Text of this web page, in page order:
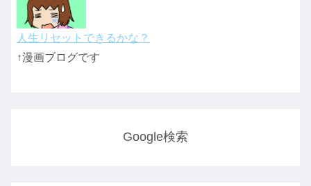
人生リセットできるかな？
↑漫画ブログです
Google検索